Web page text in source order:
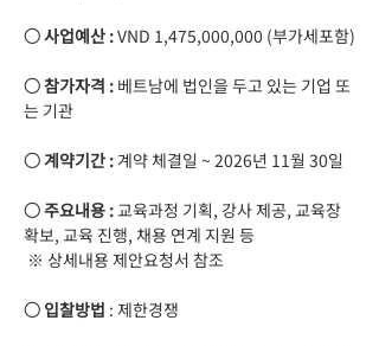
○ 사업예산 : VND 1,475,000,000 (부가세포함)
○ 참가자격 : 베트남에 법인을 두고 있는 기업 또
는 기관
○ 계약기간 : 계약 체결일 ~ 2026년 11월 30일
○ 주요내용 : 교육과정 기획, 강사 제공, 교육장
확보, 교육 진행, 채용 연계 지원 등
※ 상세내용 제안요청서 참조
○ 입찰방법 : 제한경쟁